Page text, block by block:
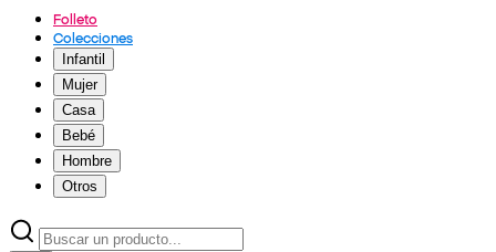
Folleto
Colecciones
Infantil
Mujer
Casa
Bebé
Hombre
Otros